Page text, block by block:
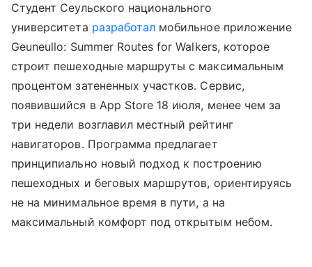
Студент Сеульского национального
университета разработал мобильное приложение
Geuneullo: Summer Routes for Walkers, которое
строит пешеходные маршруты с максимальным
процентом затененных участков. Сервис,
появившийся в App Store 18 июля, менее чем за
три недели возглавил местный рейтинг
навигаторов. Программа предлагает
принципиально новый подход к построению
пешеходных и беговых маршрутов, ориентируясь
не на минимальное время в пути, а на
максимальный комфорт под открытым небом.